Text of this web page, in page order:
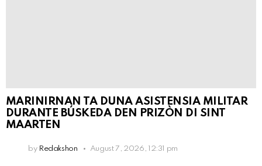
MARINIRNAN TA DUNA ASISTENSIA MILITAR
DURANTE BÚSKEDA DEN PRIZÒN DI SINT
MAARTEN
by Redakshon August 7, 2026, 12:31 pm